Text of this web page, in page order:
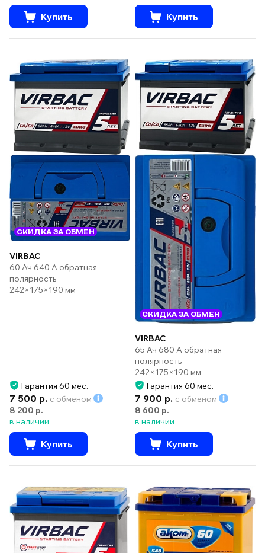
Купить Купить
СКИДКА ЗА ОБМЕН
VIRBAC
60 Ач 640 А обратная
полярность
242×175×190 мм
Гарантия 60 мес.
7 500 р. с обменом
8 200 р.
в наличии
Купить
СКИДКА ЗА ОБМЕН
VIRBAC
65 Ач 680 А обратная
полярность
242×175×190 мм
Гарантия 60 мес.
7 900 р. с обменом
8 600 р.
в наличии
Купить